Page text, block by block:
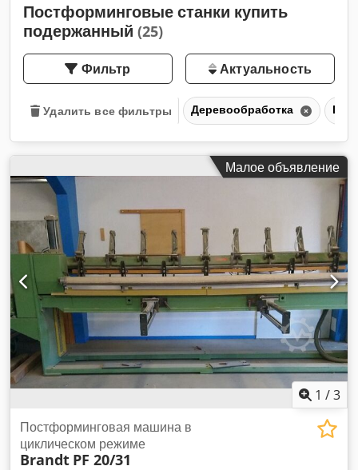
Постформинговые станки купить
подержанный (25)
Фильтр Актуальность
Удалить все фильтры Деревообработка
Малое объявление
1 /3
Постформинговая машина в
циклическом режиме
Brandt PF 20/31